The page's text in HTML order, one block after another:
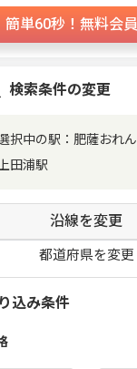
簡単60秒！無料会
検索条件の変更
択中の駅：肥薩おれ
上田浦駅
沿線を変更
都道府県を変更
込み条件